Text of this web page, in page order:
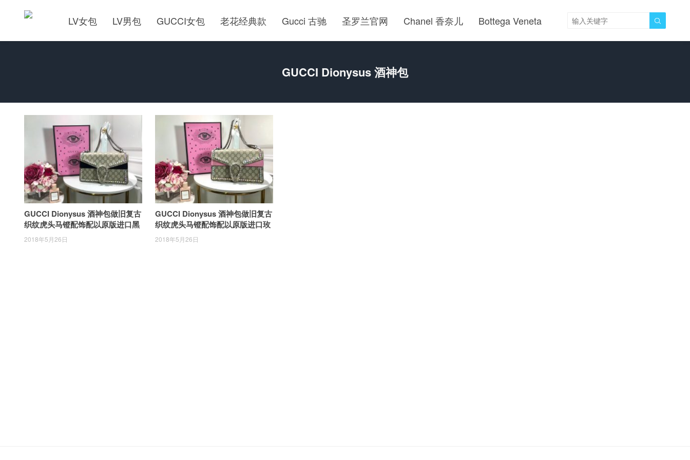
LV女包 LV男包 GUCCI女包 老花经典款 Gucci 古驰 圣罗兰官网 Chanel 香奈儿 Bottega Veneta 
GUCCI Dionysus 酒神包
GUCCI Dionysus 酒神包做旧复古
织纹虎头马镫配饰配以原版进口黑
色鹿皮 400249 28×17×9cm
2018年5月26日
GUCCI Dionysus 酒神包做旧复古
织纹虎头马镫配饰配以原版进口玫
瑰红鹿皮 400249 28×17×9cm
2018年5月26日